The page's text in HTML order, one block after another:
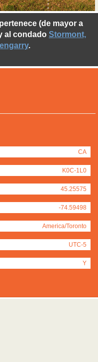
CA
K0C-1L0
45.25575
-74.59498
America/Toronto
UTC-5
Y
(de mayor a
al condado Stormont,
.